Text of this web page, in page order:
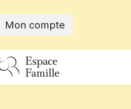
Mon compte